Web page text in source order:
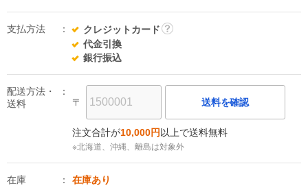
支払方法
クレジットカード
代金引換
銀行振込
配送方法・
送料
〒 送料を確認
注文合計が10,000円 以上で送料無料
※北海道、沖縄、離島は対象外
在庫 在庫あり